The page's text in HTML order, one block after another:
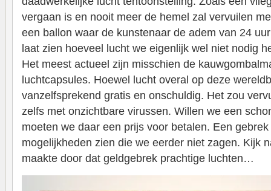
vergaan is en nooit meer de hemel zal vervuilen
een ballon waar de kunstenaar de adem van 24
laat zien hoeveel lucht we eigenlijk wel niet nodig
Het meest actueel zijn misschien de
luchtcapsules. Hoewel lucht overal op deze
vanzelfsprekend gratis en onschuldig. Het zou
zelfs met onzichtbare virussen. Willen we een
moeten we daar een prijs voor betalen. Een
mogelijkheden zien die we eerder niet zagen. Kijk
maakte door dat geldgebrek prachtige luchten…